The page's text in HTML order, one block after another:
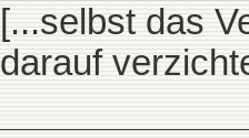
[...selbst das
darauf